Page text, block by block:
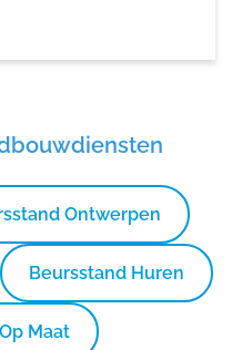
Ontwerpen
Beursstand Huren
Maat